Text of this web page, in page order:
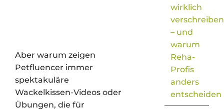
Aber warum zeigen
Petfluencer immer
spektakuläre
Wackelkissen-Videos oder
Übungen, die für
wirklich
verschreiben
– und
warum
Reha-
Profis
anders
entscheiden